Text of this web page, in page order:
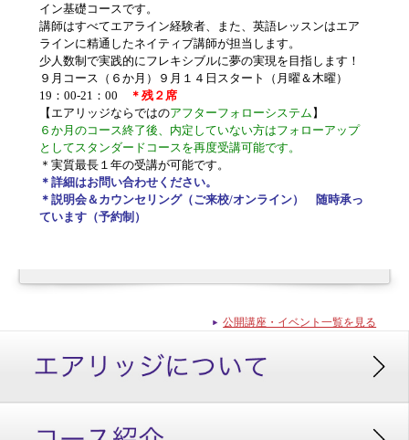
イン基礎コースです。
講師はすべてエアライン経験者、また、英語レッスンはエア
ラインに精通したネイティブ講師が担当します。
少人数制で実践的にフレキシブルに夢の実現を目指します！
９月コース（６か月）９月１４日スタート（月曜＆木曜）
19：00-21：00
＊残２席
【エアリッジならではのアフターフォローシステム】
６か月のコース終了後、内定していない方はフォローアップ
としてスタンダードコースを再度受講可能です。
＊実質最長１年の受講が可能です。
＊詳細はお問い合わせください。
＊説明会＆カウンセリング（ご来校/オンライン） 随時承っ
ています（予約制）
公開講座・イベント一覧を見る